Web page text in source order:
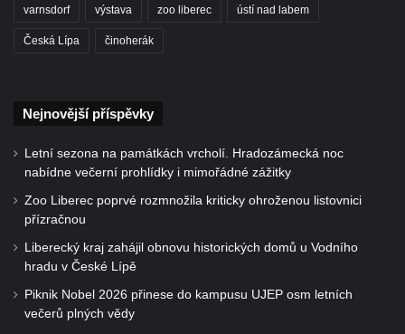
varnsdorf výstava zoo liberec ústí nad labem
Česká Lípa činoherák
Nejnovější příspěvky
Letní sezona na památkách vrcholí. Hradozámecká noc
nabídne večerní prohlídky i mimořádné zážitky
Zoo Liberec poprvé rozmnožila kriticky ohroženou listovnici
přízračnou
Liberecký kraj zahájil obnovu historických domů u Vodního
hradu v České Lípě
Piknik Nobel 2026 přinese do kampusu UJEP osm letních
večerů plných vědy